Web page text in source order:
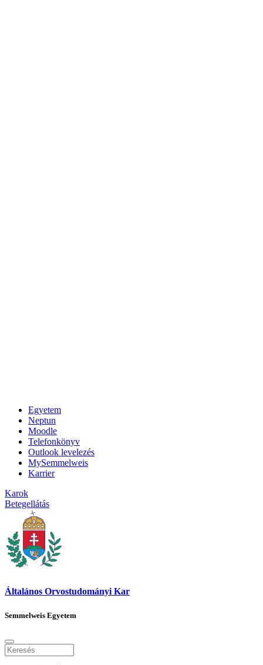
Egyetem
Neptun
Moodle
Telefonkönyv
Outlook levelezés
MySemmelweis
Karrier
Karok
Betegellátás
Általános Orvostudományi Kar
Semmelweis Egyetem